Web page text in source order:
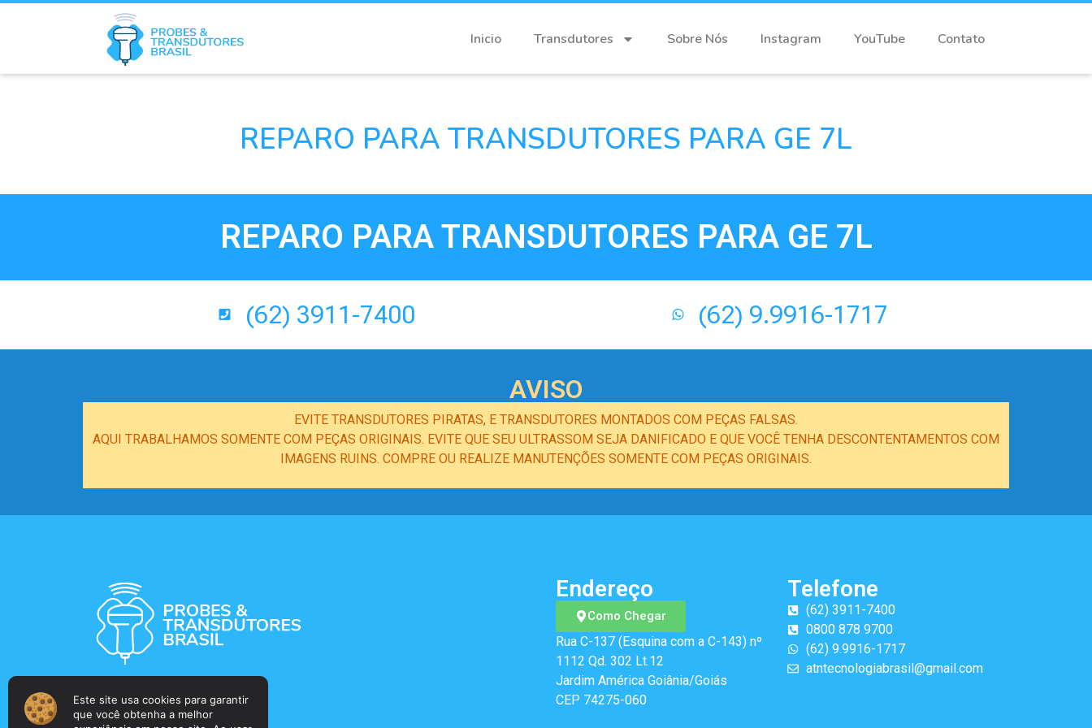
Inicio Transdutores Sobre Nós Instagram YouTube Contato
Este site usa cookies para garantir
que você obtenha a melhor
REPARO PARA TRANSDUTORES PARA GE 7L
REPARO PARA TRANSDUTORES PARA GE 7L
(62) 3911-7400 (62) 9.9916-1717
AVISO
EVITE TRANSDUTORES PIRATAS, E TRANSDUTORES MONTADOS COM PEÇAS FALSAS.
AQUI TRABALHAMOS SOMENTE COM PEÇAS ORIGINAIS. EVITE QUE SEU ULTRASSOM SEJA DANIFICADO E QUE VOCÊ TENHA DESCONTENTAMENTOS COM
IMAGENS RUINS. COMPRE OU REALIZE MANUTENÇÕES SOMENTE COM PEÇAS ORIGINAIS.
Como Chegar
Rua C-137 (Esquina com a C-143) nº
1112 Qd. 302 Lt.12
Jardim América Goiânia/Goiás
CEP 74275-060
Endereço
(62) 3911-7400
0800 878 9700
(62) 9.9916-1717
atntecnologiabrasil@gmail.com
Telefone